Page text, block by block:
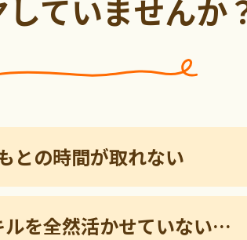
ていませんか
との時間が取れない
ルを全然活かせていない…